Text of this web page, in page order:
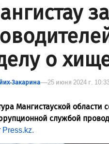
о
Закарина 25 июня 2024 г.
Мангистауской области
службой
Press.kz.